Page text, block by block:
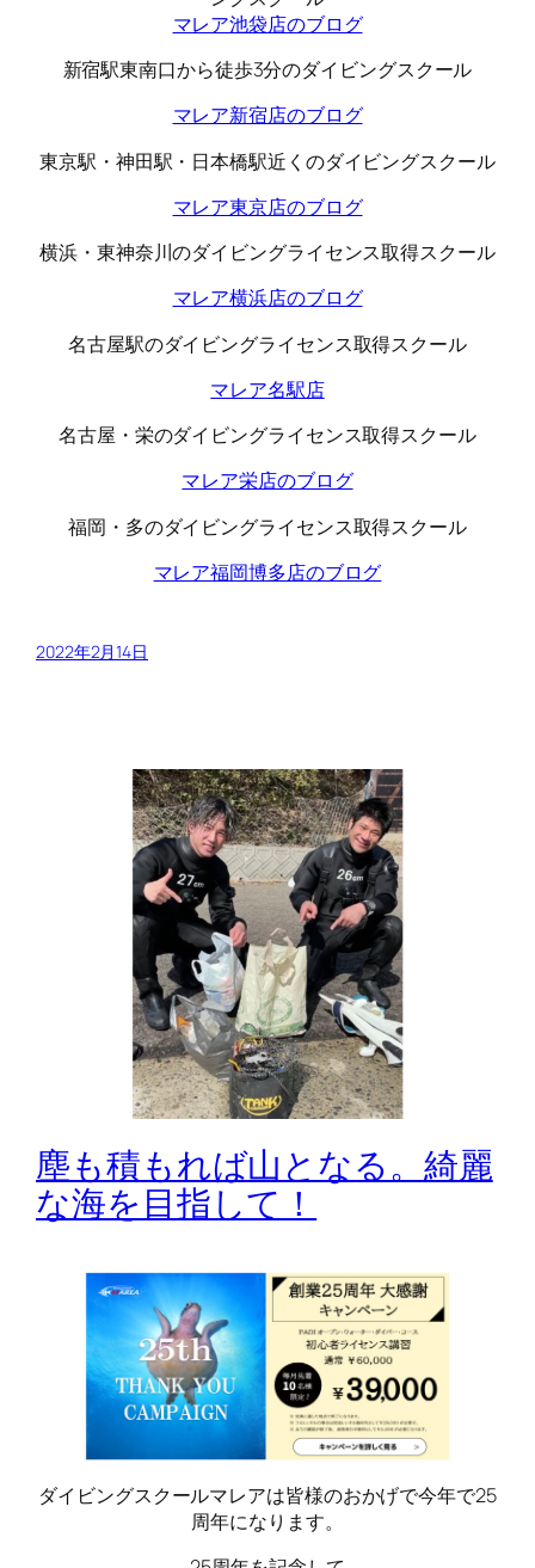
マレア池袋店のブログ
新宿駅東南口から徒歩3分のダイビングスクール
マレア新宿店のブログ
東京駅・神田駅・日本橋駅近くのダイビングスクール
マレア東京店のブログ
横浜・東神奈川のダイビングライセンス取得スクール
マレア横浜店のブログ
名古屋駅のダイビングライセンス取得スクール
マレア名駅店
名古屋・栄のダイビングライセンス取得スクール
マレア栄店のブログ
福岡・多のダイビングライセンス取得スクール
マレア福岡博多店のブログ
2022年2月14日
塵も積もれば山となる。綺麗
な海を目指して！
ダイビングスクールマレアは皆様のおかげで今年で25
周年になります。